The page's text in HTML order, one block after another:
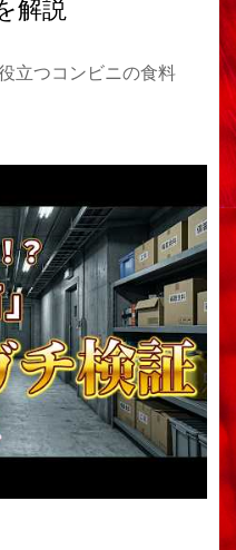
解説
立つコンビニの食料